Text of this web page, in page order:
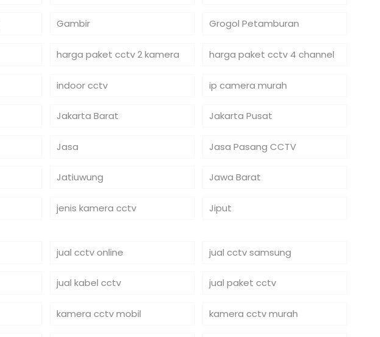
Gambir Grogol Petamburan
harga paket cctv 2 kamera harga paket cctv 4 channel
indoor cctv ip camera murah
Jakarta Barat Jakarta Pusat
Jasa Jasa Pasang CCTV
Jatiuwung Jawa Barat
jenis kamera cctv Jiput
jual cctv online jual cctv samsung
jual kabel cctv jual paket cctv
kamera cctv mobil kamera cctv murah